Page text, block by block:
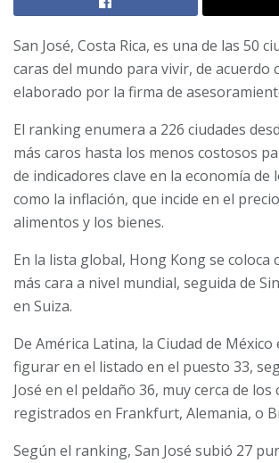
San José, Costa Rica, es una de las 50
caras del mundo para vivir, de acuerdo
elaborado por la firma de
El ranking enumera a 226 ciudades
más caros hasta los menos costosos
de indicadores clave en la economía de
como la inflación, que incide en el
alimentos y los bienes.
En la lista global, Hong Kong se coloca
más cara a nivel mundial, seguida de
en Suiza.
De América Latina, la Ciudad de
figurar en el listado en el puesto 33,
José en el peldaño 36, muy cerca de los
registrados en Frankfurt, Alemania, o
Según el ranking, San José subió 27